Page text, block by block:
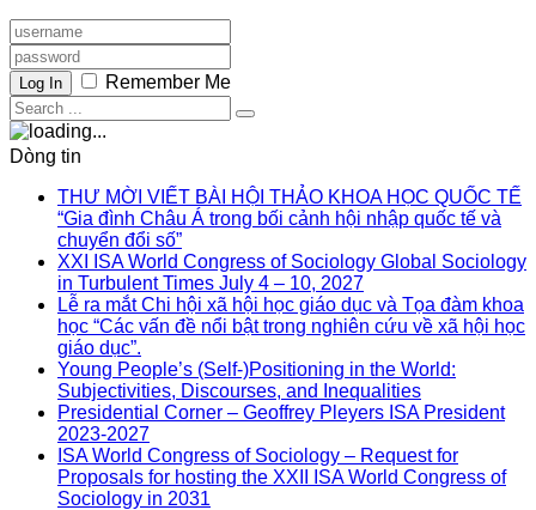
Log In Remember Me
Dòng tin
THƯ MỜI VIẾT BÀI HỘI THẢO KHOA HỌC QUỐC TẾ
“Gia đình Châu Á trong bối cảnh hội nhập quốc tế và
chuyển đổi số”
XXI ISA World Congress of Sociology Global Sociology
in Turbulent Times July 4 – 10, 2027
Lễ ra mắt Chi hội xã hội học giáo dục và Tọa đàm khoa
học “Các vấn đề nổi bật trong nghiên cứu về xã hội học
giáo dục”.
Young People’s (Self-)Positioning in the World:
Subjectivities, Discourses, and Inequalities
Presidential Corner – Geoffrey Pleyers ISA President
2023-2027
ISA World Congress of Sociology – Request for
Proposals for hosting the XXII ISA World Congress of
Sociology in 2031